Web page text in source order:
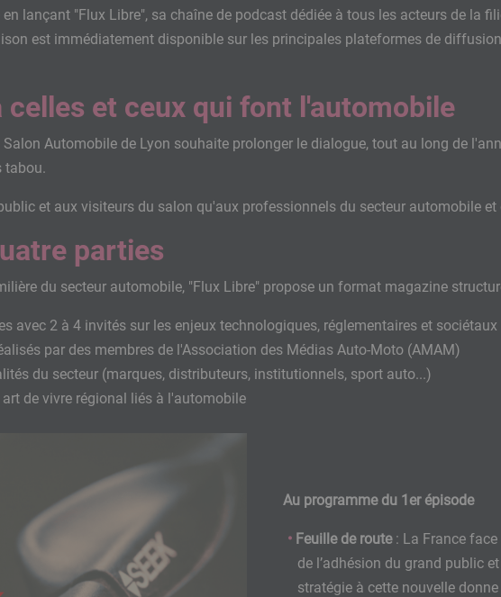
lançant "Flux Libre", sa chaîne de podcast dédiée à tous les acteurs de la
est immédiatement disponible sur les principales plateformes de
celles et ceux qui font l'automobile
Automobile de Lyon souhaite prolonger le dialogue, tout au long de
tabou.
et aux visiteurs du salon qu'aux professionnels du secteur automobile
parties
du secteur automobile, "Flux Libre" propose un format magazine
avec 2 à 4 invités sur les enjeux technologiques, réglementaires et
par des membres de l'Association des Médias Auto-Moto (AMAM)
du secteur (marques, distributeurs, institutionnels, sport auto...)
de vivre régional liés à l'automobile
Au programme du 1er épisode
Feuille de route : La France
de l’adhésion du grand public
stratégie à cette nouvelle